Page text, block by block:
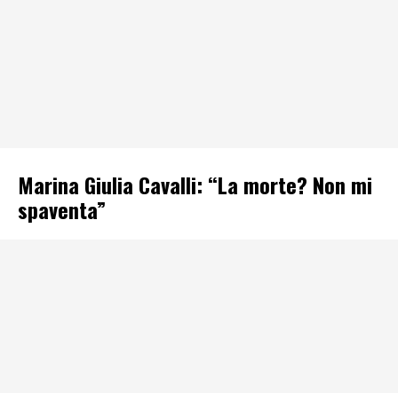
Marina Giulia Cavalli: “La morte? Non mi
spaventa”